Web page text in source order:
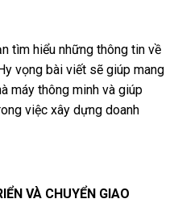
tìm hiểu những thông tin về
vọng bài viết sẽ giúp mang
máy thông minh và giúp
việc xây dựng doanh
VÀ CHUYỂN GIAO